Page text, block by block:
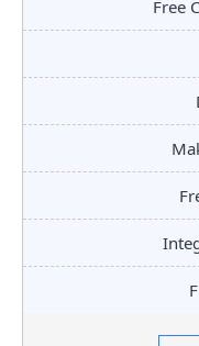
Free